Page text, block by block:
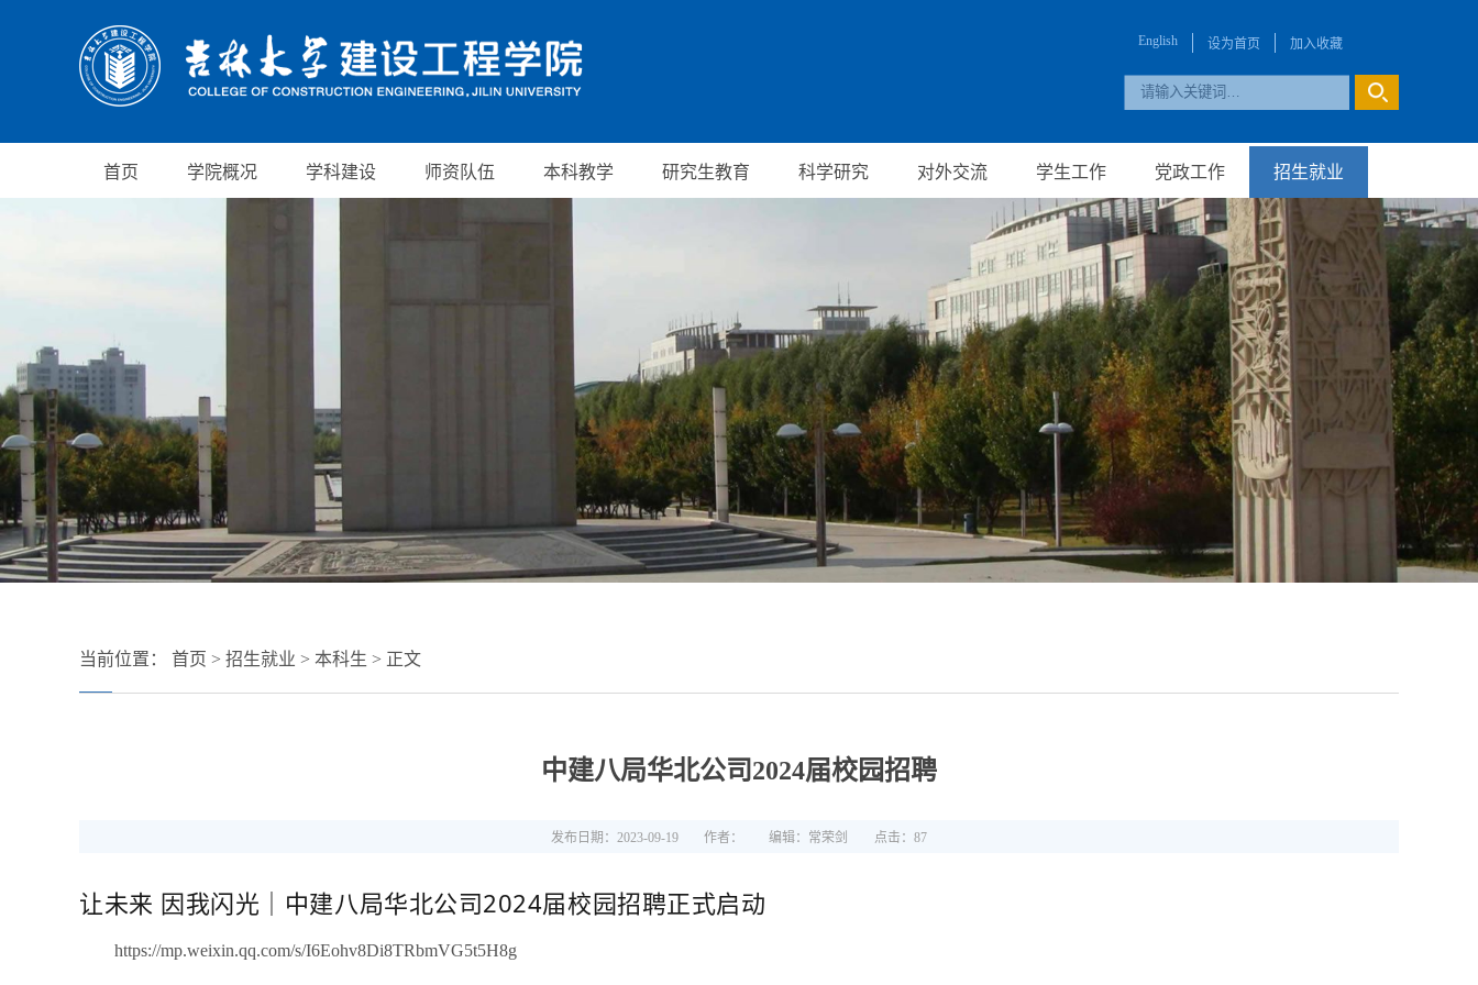
English 设为首页 加入收藏
首页 学院概况 学科建设 师资队伍 本科教学 研究生教育 科学研究 对外交流 学生工作 党政工作 招生就业
当前位置： 首页 > 招生就业 > 本科生 > 正文
中建八局华北公司2024届校园招聘
发布日期：2023-09-19 作者： 编辑：常荣剑 点击： 87
让未来 因我闪光｜中建八局华北公司2024届校园招聘正式启动
https://mp.weixin.qq.com/s/I6Eohv8Di8TRbmVG5t5H8g